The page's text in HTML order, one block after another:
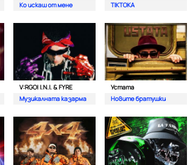
Ко искаш от мене
TIKTOKA
V:RGO| I.N.I. & FYRE
Музикалната казарма
Устата
Новите братушки